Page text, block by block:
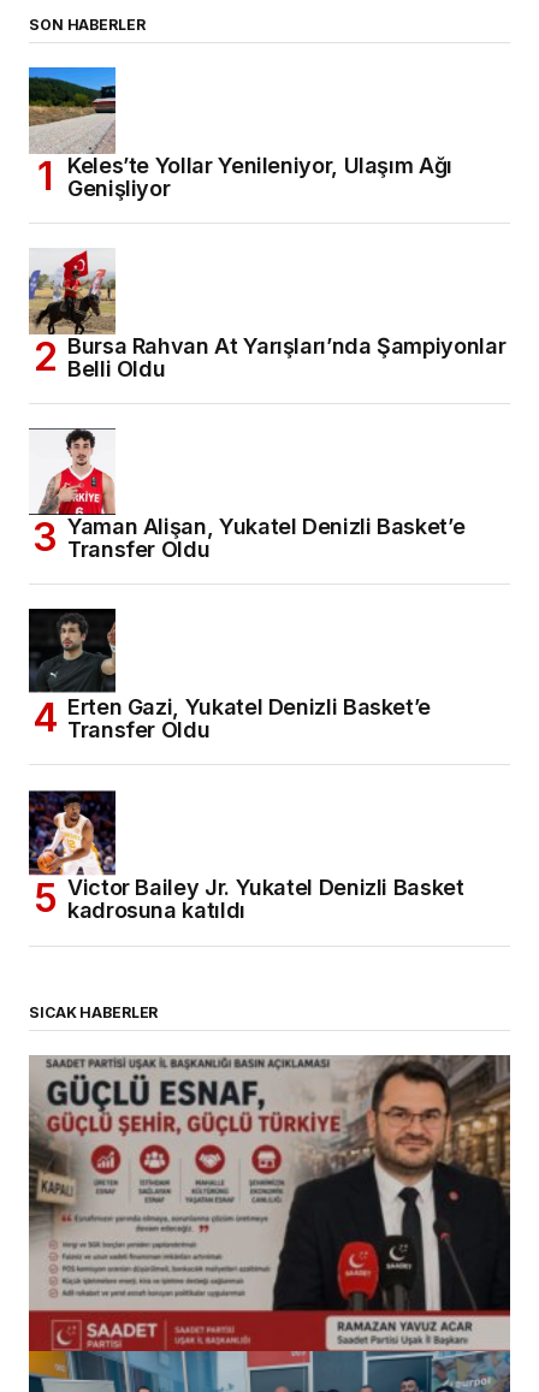
SON HABERLER
Keles’te Yollar Yenileniyor, Ulaşım Ağı
Genişliyor
Bursa Rahvan At Yarışları’nda Şampiyonlar
Belli Oldu
Yaman Alişan, Yukatel Denizli Basket’e
Transfer Oldu
Erten Gazi, Yukatel Denizli Basket’e
Transfer Oldu
Victor Bailey Jr. Yukatel Denizli Basket
kadrosuna katıldı
SICAK HABERLER
(başlıksız)
Alaattin Karahan tarafından 14/07/2026